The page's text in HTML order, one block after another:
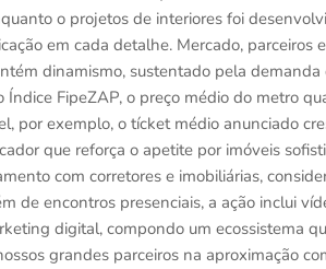
o projetos de interiores foi
em cada detalhe. Mercado, parceiros
dinamismo, sustentado pela
FipeZAP, o preço médio do metro
por exemplo, o tícket médio anunciado
que reforça o apetite por imóveis
com corretores e imobiliárias,
de encontros presenciais, a ação inclui
digital, compondo um ecossistema
grandes parceiros na aproximação